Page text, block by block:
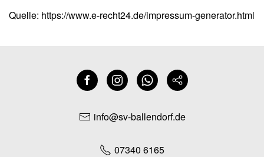
Quelle: https://www.e-recht24.de/impressum-generator.html
info@sv-ballendorf.de
07340 6165